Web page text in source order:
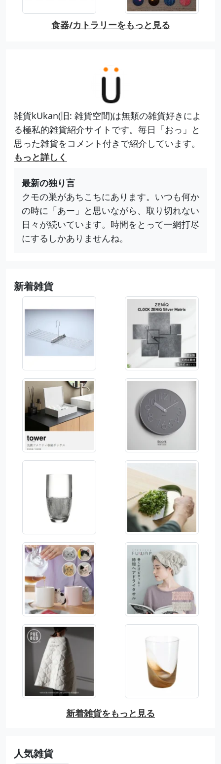
食器/カトラリーをもっと見る
雑貨kUkan(旧: 雑貨空間)は無類の雑貨好きによ
る極私的雑貨紹介サイトです。毎日「おっ」と
思った雑貨をコメント付きで紹介しています。
もっと詳しく
最新の独り言
クモの巣があちこちにあります。いつも何か
の時に「あー」と思いながら、取り切れない
日々が続いています。時間をとって一網打尽
にするしかありませんね。
新着雑貨
新着雑貨をもっと見る
人気雑貨